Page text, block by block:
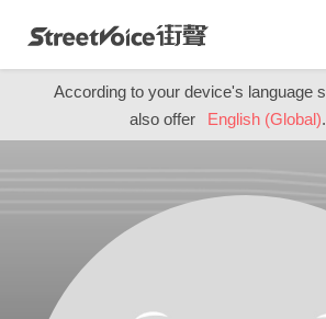
According to your device's language
also offer
English (Global).